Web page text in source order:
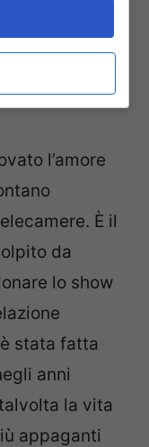
l’amore
È il
da
lo show
stata fatta
anni
la vita
appaganti